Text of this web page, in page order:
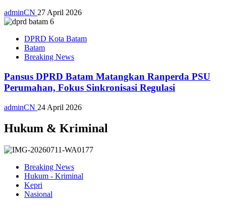
adminCN 27 April 2026
DPRD Kota Batam
Batam
Breaking News
Pansus DPRD Batam Matangkan Ranperda PSU
Perumahan, Fokus Sinkronisasi Regulasi
adminCN 24 April 2026
Hukum & Kriminal
Breaking News
Hukum - Kriminal
Kepri
Nasional